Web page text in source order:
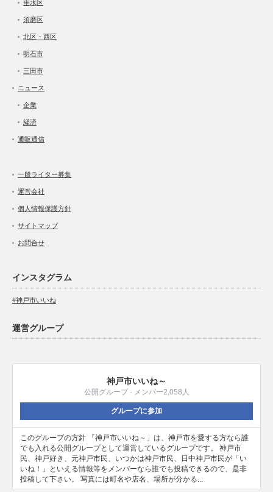
垂水区
須磨区
北区・西区
明石市
三田市
ニュース
企業
経済
通販通信
一般ライター募集
運営会社
個人情報保護方針
サイトマップ
お問合せ
インスタグラム
#神戸市いいね
運営グループ
神戸市いいね～
公開グループ · メンバー2,058人
グループに参加
このグループの方針 「神戸市いいね～」は、神戸市を愛する方なら誰
でも入れる公開グループとして運営しているグループです。 神戸市
民、神戸好き、元神戸市民、いつかは神戸市民、日中神戸市民が「い
いね！」といえる情報等をメンバーなら誰でも投稿できるので、是非
投稿して下さい。 写真には町名や店名、場所が分かる...